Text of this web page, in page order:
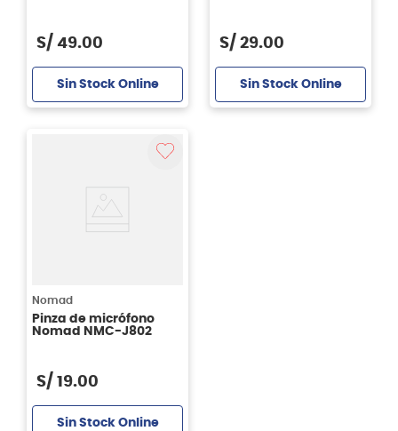
S/ 49.00
Sin Stock Online
S/ 29.00
Sin Stock Online
Nomad
Pinza de micrófono
Nomad NMC-J802
S/ 19.00
Sin Stock Online